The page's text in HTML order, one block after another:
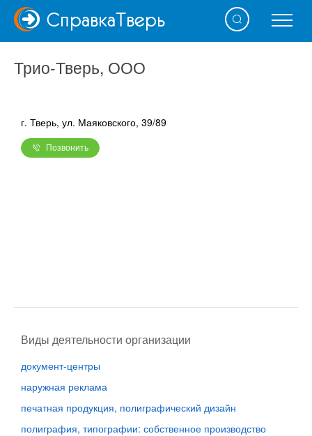
СправкаТверь
Трио-Тверь, ООО
г. Тверь, ул. Маяковского, 39/89
Позвонить
Виды деятельности организации
документ-центры
наружная реклама
печатная продукция, полиграфический дизайн
полиграфия, типографии: собственное производство